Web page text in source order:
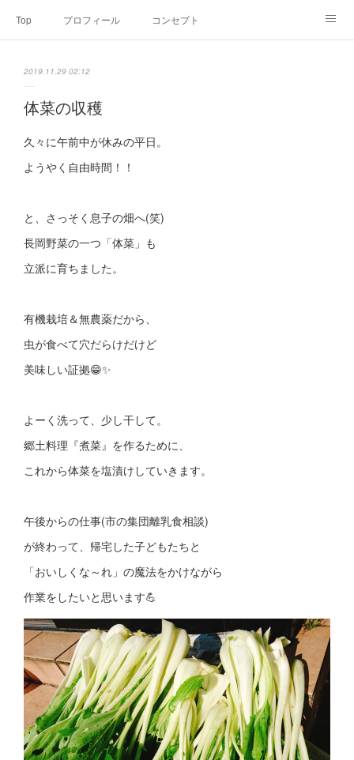
Top プロフィール コンセプト
SNS
2019.11.29 02:12
体菜の収穫
久々に午前中が休みの平日。
ようやく自由時間！！
と、さっそく息子の畑へ(笑)
長岡野菜の一つ「体菜」も
立派に育ちました。
有機栽培＆無農薬だから、
虫が食べて穴だらけだけど
美味しい証拠😁✨
よーく洗って、少し干して。
郷土料理『煮菜』を作るために、
これから体菜を塩漬けしていきます。
午後からの仕事(市の集団離乳食相談)
が終わって、帰宅した子どもたちと
「おいしくな～れ」の魔法をかけながら
作業をしたいと思います💪